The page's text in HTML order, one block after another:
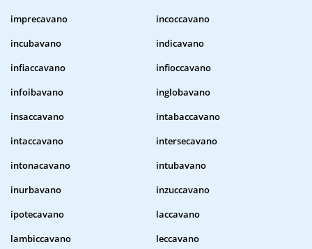
imprecavano
incoccavano
incubavano
indicavano
infiaccavano
infioccavano
infoibavano
inglobavano
insaccavano
intabaccavano
intaccavano
intersecavano
intonacavano
intubavano
inurbavano
inzuccavano
ipotecavano
laccavano
lambiccavano
leccavano